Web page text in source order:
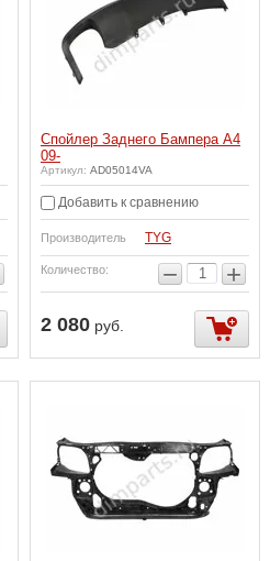
Спойлер Заднего Бампера A4
09-
Артикул: AD05014VA
Добавить к сравнению
Производитель TYG
Количество: − +
2 080 руб.